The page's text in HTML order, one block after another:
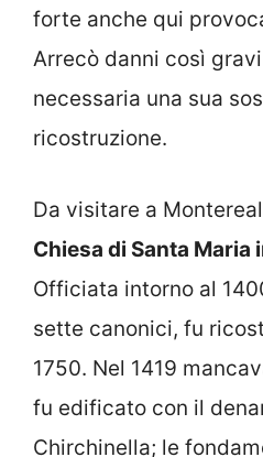
forte anche qui
Arrecò danni così
necessaria una sua
ricostruzione.
Da visitare a
Chiesa di Santa Maria
Officiata intorno al
sette canonici, fu
1750. Nel 1419
fu edificato con il
Chirchinella; le